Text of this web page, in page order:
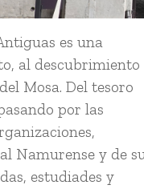
es una
al descubrimiento
Mosa. Del tesoro
por las
Namurense y de
estudiades y